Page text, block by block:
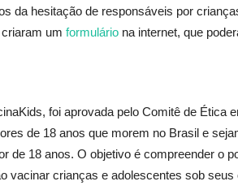
da hesitação de responsáveis por
um formulário na internet, que
foi aprovada pelo Comitê de Ética
de 18 anos que morem no Brasil e
de 18 anos. O objetivo é compreender o
vacinar crianças e adolescentes sob seus